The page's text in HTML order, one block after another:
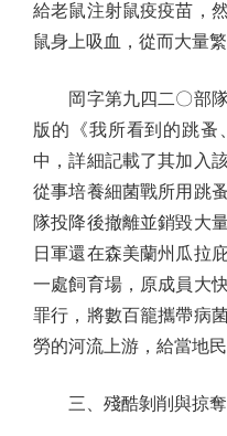
給老鼠注射鼠疫疫苗，
鼠身上吸血，從而大量
岡字第九四二〇部隊
版的《我所看到的跳蚤
中，詳細記載了其加入
從事培養細菌戰所用跳
隊投降後撤離並銷毀大
日軍還在森美蘭州瓜拉
一處飼育場，原成員大
罪行，將數百籠攜帶病
勞的河流上游，給當地
三、殘酷剝削與掠奪